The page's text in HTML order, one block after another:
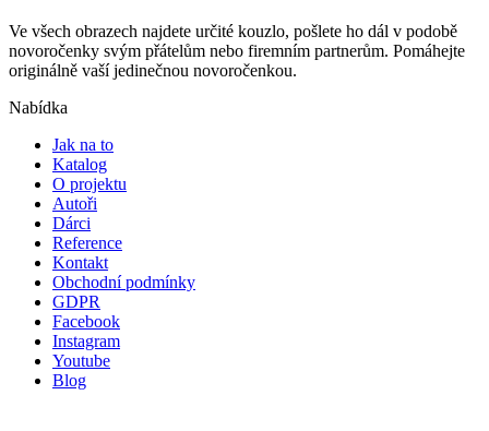
Ve všech obrazech najdete určité kouzlo, pošlete ho dál v podobě
novoročenky svým přátelům nebo firemním partnerům. Pomáhejte
originálně vaší jedinečnou novoročenkou.
Nabídka
Jak na to
Katalog
O projektu
Autoři
Dárci
Reference
Kontakt
Obchodní podmínky
GDPR
Facebook
Instagram
Youtube
Blog